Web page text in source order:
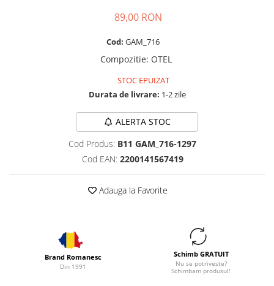
89,00 RON
Cod: GAM_716
Compozitie: OTEL
STOC EPUIZAT
Durata de livrare: 1-2 zile
ALERTA STOC
Cod Produs: B11 GAM_716-1297
Cod EAN: 2200141567419
Adauga la Favorite
Brand Romanesc
Din 1991
Schimb GRATUIT
Nu se potriveste?
Schimbam produsul!